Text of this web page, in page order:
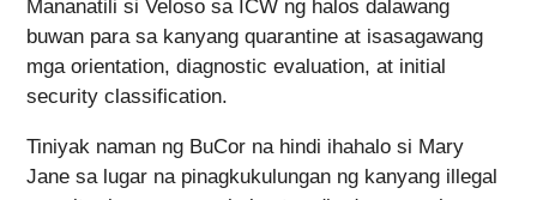
Mananatili si Veloso sa ICW ng halos dalawang
buwan para sa kanyang quarantine at isasagawang
mga orientation, diagnostic evaluation, at initial
security classification.
Tiniyak naman ng BuCor na hindi ihahalo si Mary
Jane sa lugar na pinagkukulungan ng kanyang illegal